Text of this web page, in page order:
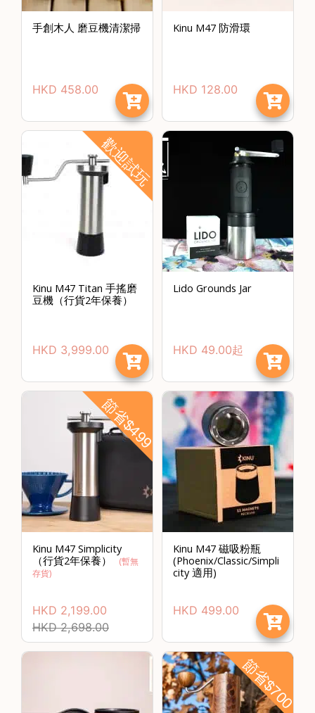
手創木人 磨豆機清潔掃
HKD 458.00
Kinu M47 防滑環
HKD 128.00
歡迎試玩
Kinu M47 Titan 手搖磨
豆機（行貨2年保養）
HKD 3,999.00
Lido Grounds Jar
HKD 49.00起
節省$499
Kinu M47 Simplicity
（行貨2年保養）
(暫無
存貨)
HKD 2,199.00
HKD2,698.00
Kinu M47 磁吸粉瓶
(Phoenix/Classic/Simpli
city 適用)
HKD 499.00
節省$700